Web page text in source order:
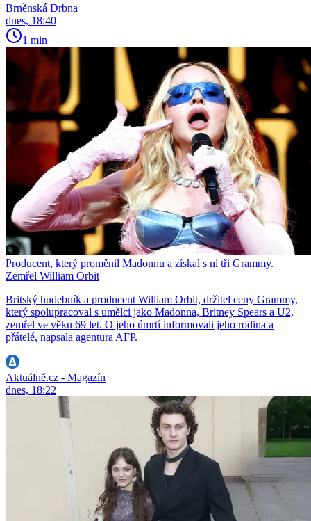
Brněnská Drbna
dnes, 18:40
1 min
Producent, který proměnil Madonnu a získal s ní tři Grammy.
Zemřel William Orbit
Britský hudebník a producent William Orbit, držitel ceny Grammy,
který spolupracoval s umělci jako Madonna, Britney Spears a U2,
zemřel ve věku 69 let. O jeho úmrtí informovali jeho rodina a
přátelé, napsala agentura AFP.
Aktuálně.cz - Magazín
dnes, 18:22